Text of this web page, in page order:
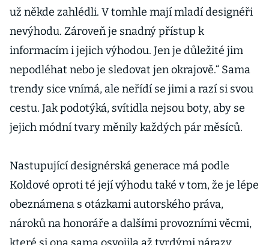
už někde zahlédli. V tomhle mají mladí designéři
nevýhodu. Zároveň je snadný přístup k
informacím i jejich výhodou. Jen je důležité jim
nepodléhat nebo je sledovat jen okrajově.“ Sama
trendy sice vnímá, ale neřídí se jimi a razí si svou
cestu. Jak podotýká, svítidla nejsou boty, aby se
jejich módní tvary měnily každých pár měsíců.
Nastupující designérská generace má podle
Koldové oproti té její výhodu také v tom, že je lépe
obeznámena s otázkami autorského práva,
nároků na honoráře a dalšími provozními věcmi,